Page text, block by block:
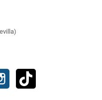
Instagram